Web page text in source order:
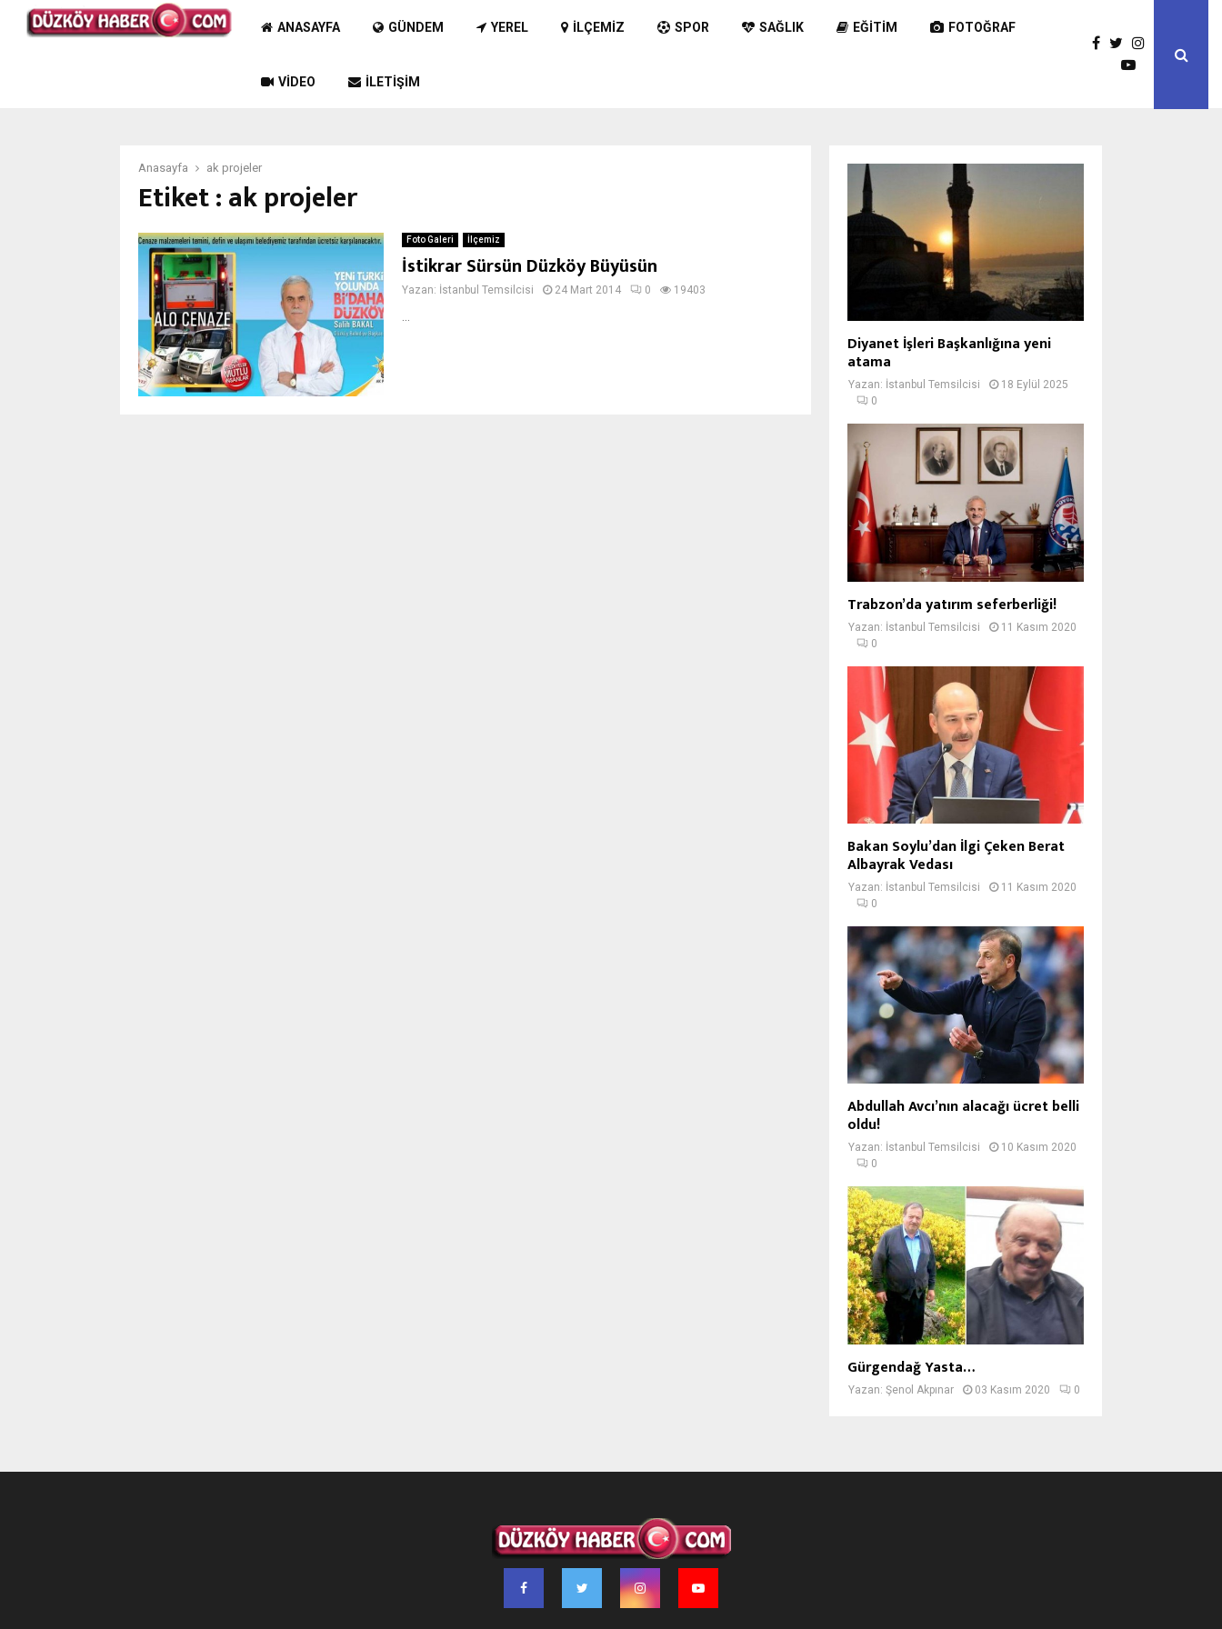
ANASAYFA GÜNDEM YEREL İLÇEMIZ SPOR SAĞLIK EĞITIM FOTOĞRAF
VIDEO İLETIŞIM
Anasayfa ak projeler
Etiket : ak projeler
Foto Galeri İlçemiz
İstikrar Sürsün Düzköy Büyüsün
Yazan: İstanbul Temsilcisi 24 Mart 2014 0 19403
Diyanet İşleri Başkanlığına yeni
atama
Yazan: İstanbul Temsilcisi
18 Eylül 2025
0
Trabzon’da yatırım seferberliği!
Yazan: İstanbul Temsilcisi
11 Kasım 2020
0
Bakan Soylu’dan İlgi Çeken Berat
Albayrak Vedası
Yazan: İstanbul Temsilcisi
11 Kasım 2020
0
Abdullah Avcı’nın alacağı ücret belli
oldu!
Yazan: İstanbul Temsilcisi
10 Kasım 2020
0
Gürgendağ Yasta…
Yazan: Şenol Akpınar 03 Kasım 2020 0